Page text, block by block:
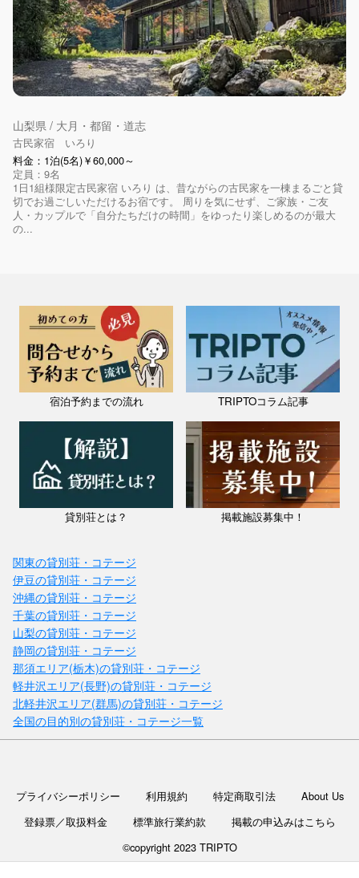
山梨県 / 大月・都留・道志
古民家宿 いろり
料金：1泊(5名)￥60,000～
定員：9名
1日1組様限定古民家宿 いろり は、昔ながらの古民家を一棟まるごと貸
切でお過ごしいただけるお宿です。 周りを気にせず、ご家族・ご友
人・カップルで「自分たちだけの時間」をゆったり楽しめるのが最大
の...
宿泊予約までの流れ TRIPTOコラム記事
貸別荘とは？ 掲載施設募集中！
関東の貸別荘・コテージ
伊豆の貸別荘・コテージ
沖縄の貸別荘・コテージ
千葉の貸別荘・コテージ
山梨の貸別荘・コテージ
静岡の貸別荘・コテージ
那須エリア(栃木)の貸別荘・コテージ
軽井沢エリア(長野)の貸別荘・コテージ
北軽井沢エリア(群馬)の貸別荘・コテージ
全国の目的別の貸別荘・コテージ一覧
©copyright 2023 TRIPTO
プライバシーポリシー 利用規約 特定商取引法
About Us
登録票／取扱料金
標準旅行業約款 掲載の申込みはこちら